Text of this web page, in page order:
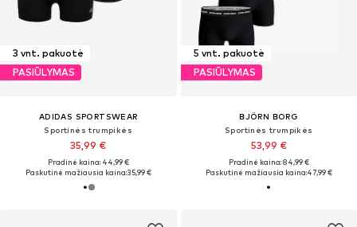
3 vnt. pakuotė
PASIŪLYMAS
ADIDAS SPORTSWEAR
Sportinės trumpikės
35,99 €
Pradinė kaina: 44,99 €
Paskutinė mažiausia kaina:35,99 €
5 vnt. pakuotė
PASIŪLYMAS
BJÖRN BORG
Sportinės trumpikės
53,99 €
Pradinė kaina: 84,99 €
Paskutinė mažiausia kaina:47,99 €